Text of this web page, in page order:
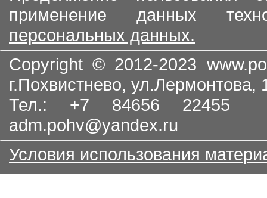
применение данных
персональных данных.
Copyright © 2012-2023
г.Похвистнево, ул.Лермонтова,
Тел.: +7 84656
adm.pohv@yandex.ru
Условия использования